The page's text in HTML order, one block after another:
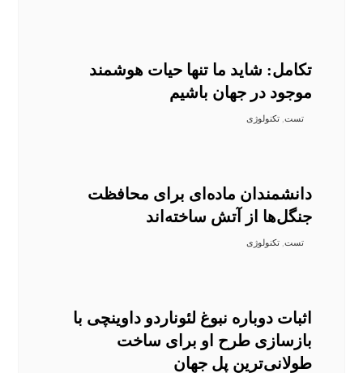
تکامل: شاید ما تنها حیات هوشمند
موجود در جهان باشیم
تست ,تکنولوژی
دانشمندان ماده‌ای برای محافظت
جنگل‌ها از آتش ساخته‌اند
تست ,تکنولوژی
اثبات دوباره نبوغ لئوناردو داوینچی با
بازسازی طرح او برای ساخت
طولانی‌ترین پل جهان